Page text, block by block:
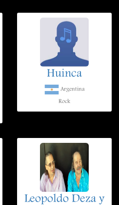
Huinca
Argentina
Rock
Leopoldo Deza y